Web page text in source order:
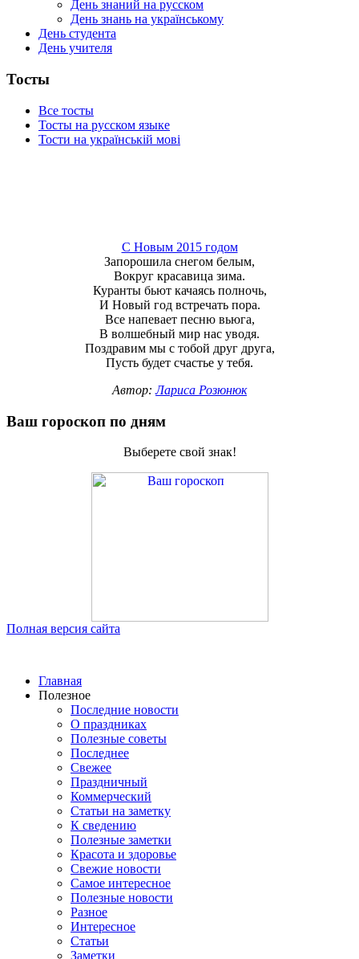
День знаний на русском
День знань на українському
День студента
День учителя
Тосты
Все тосты
Тосты на русском языке
Тости на українській мові
С Новым 2015 годом
Запорошила снегом белым,
Вокруг красавица зима.
Куранты бьют качаясь полночь,
И Новый год встречать пора.
Все напевает песню вьюга,
В волшебный мир нас уводя.
Поздравим мы с тобой друг друга,
Пусть будет счастье у тебя.
Автор:Лариса Розюнюк
Ваш гороскоп по дням
Выберете свой знак!
Полная версия сайта
Главная
Полезное
Последние новости
О праздниках
Полезные советы
Последнее
Свежее
Праздничный
Коммерческий
Статьи на заметку
К сведению
Полезные заметки
Красота и здоровье
Свежие новости
Самое интересное
Полезные новости
Разное
Интересное
Статьи
Заметки